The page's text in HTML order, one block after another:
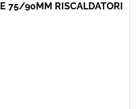
75/90MM RISCALDATORI